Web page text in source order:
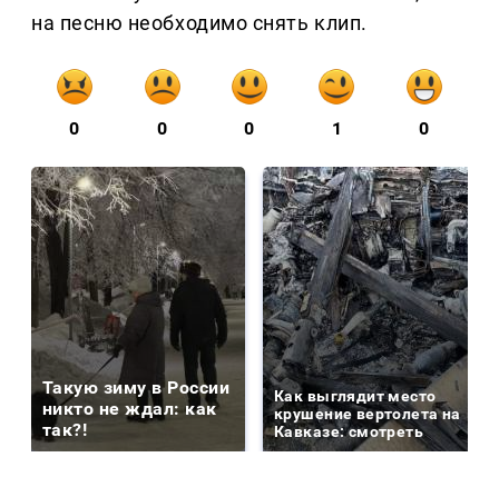
на песню необходимо снять клип.
0 0 0 1 0
Такую зиму в России
никто не ждал: как
так?!
Как выглядит место
крушение вертолета на
Кавказе: смотреть